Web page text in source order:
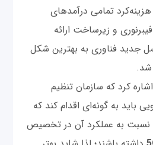
هزینه‌کرد تمامی درآمدهای
و زیرساخت ارائه
جدید فناوری به بهترین شکل
شد.
کرد که سازمان تنظیم
باید به گونه‌ای اقدام کند که
نسبت به عملکرد آن در تخصیص